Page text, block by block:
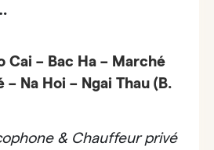
Cai – Bac Ha – Marché
Na Hoi – Ngai Thau (B.
& Chauffeur privé